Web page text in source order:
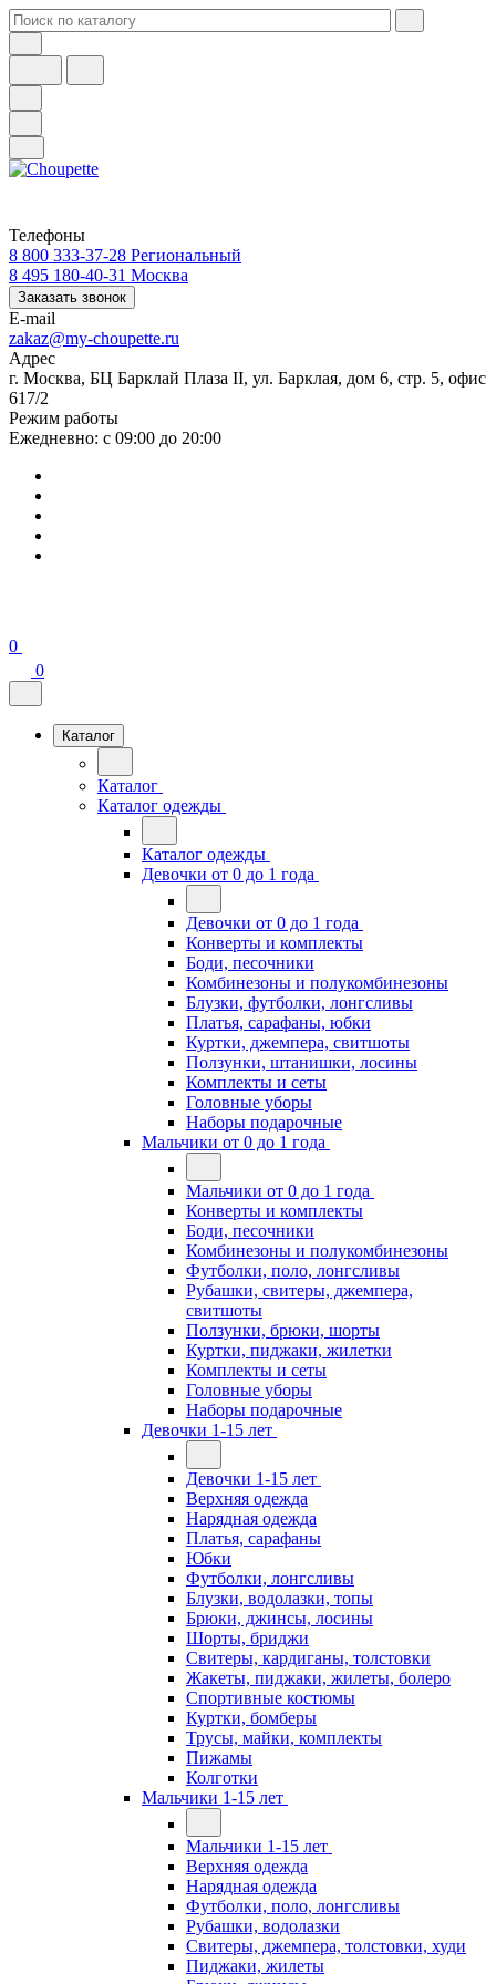
Телефоны
8 800 333-37-28 Региональный
8 495 180-40-31 Москва
Заказать звонок
E-mail
zakaz@my-choupette.ru
Адрес
г. Москва, БЦ Барклай Плаза II, ул. Барклая, дом 6, стр. 5, офис
617/2
Режим работы
Ежедневно: с 09:00 до 20:00
0
0
Каталог
Каталог
Каталог одежды
Каталог одежды
Девочки от 0 до 1 года
Девочки от 0 до 1 года
Конверты и комплекты
Боди, песочники
Комбинезоны и полукомбинезоны
Блузки, футболки, лонгсливы
Платья, сарафаны, юбки
Куртки, джемпера, свитшоты
Ползунки, штанишки, лосины
Комплекты и сеты
Головные уборы
Наборы подарочные
Мальчики от 0 до 1 года
Мальчики от 0 до 1 года
Конверты и комплекты
Боди, песочники
Комбинезоны и полукомбинезоны
Футболки, поло, лонгсливы
Рубашки, свитеры, джемпера,
свитшоты
Ползунки, брюки, шорты
Куртки, пиджаки, жилетки
Комплекты и сеты
Головные уборы
Наборы подарочные
Девочки 1-15 лет
Девочки 1-15 лет
Верхняя одежда
Нарядная одежда
Платья, сарафаны
Юбки
Футболки, лонгсливы
Блузки, водолазки, топы
Брюки, джинсы, лосины
Шорты, бриджи
Свитеры, кардиганы, толстовки
Жакеты, пиджаки, жилеты, болеро
Спортивные костюмы
Куртки, бомберы
Трусы, майки, комплекты
Пижамы
Колготки
Мальчики 1-15 лет
Мальчики 1-15 лет
Верхняя одежда
Нарядная одежда
Футболки, поло, лонгсливы
Рубашки, водолазки
Свитеры, джемпера, толстовки, худи
Пиджаки, жилеты